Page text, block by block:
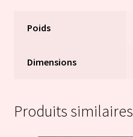
Poids
Dimensions
Produits similaires